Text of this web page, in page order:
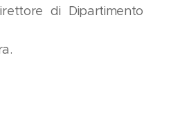
di Dipartimento